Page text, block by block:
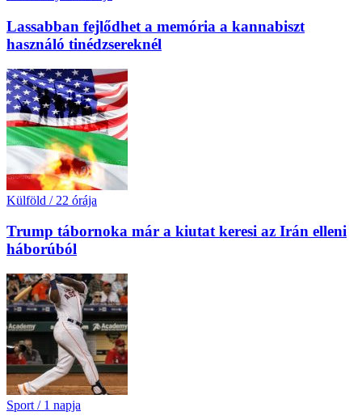
Lassabban fejlődhet a memória a kannabiszt
használó tinédzsereknél
Külföld / 22 órája
Trump tábornoka már a kiutat keresi az Irán elleni
háborúból
Sport / 1 napja